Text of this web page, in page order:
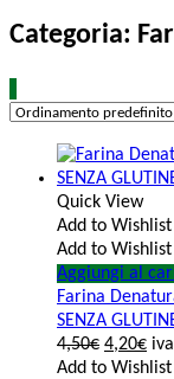
Categoria:
Quick View
Add to Wishlist
Add to Wishlist
Aggiungi al
Farina
SENZA
4,50€ 4,20€
Add to Wishlist